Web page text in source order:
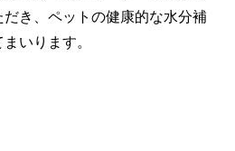
き、ペットの健康的な水分補
いります。